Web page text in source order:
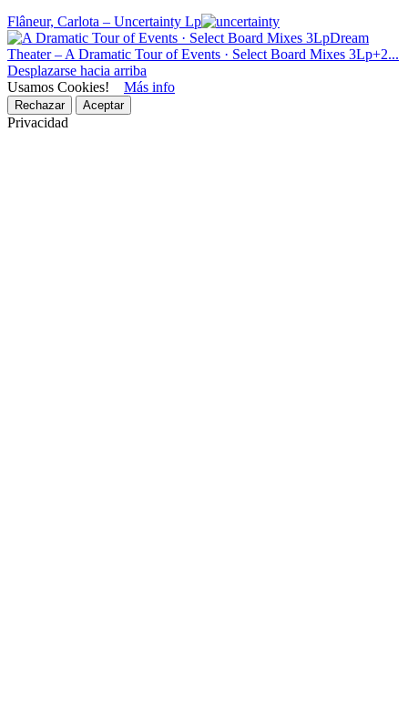
Flâneur, Carlota – Uncertainty Lp
Dream
Theater – A Dramatic Tour of Events · Select Board Mixes 3Lp+2...
Desplazarse hacia arriba
Usamos Cookies! Más info
Rechazar Aceptar
Privacidad